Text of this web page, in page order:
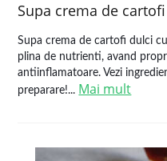
Supa crema de
Supa crema de cartofi dulci
plina de nutrienti, avand
antiinflamatoare. Vezi
preparare!... Mai mult